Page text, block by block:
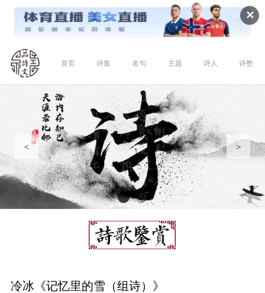
✕
首页 诗集 名句 主题 诗人 诗塾
< >
冷冰《记忆里的雪（组诗）》